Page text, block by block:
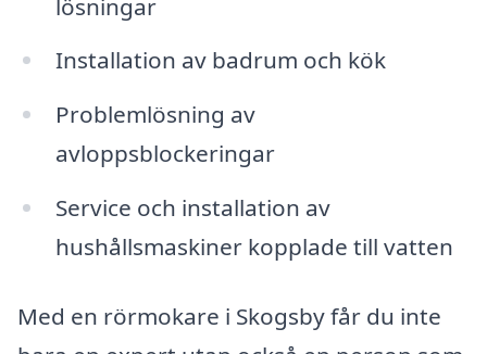
Installation av badrum och kök
Problemlösning av
avloppsblockeringar
Service och installation av
hushållsmaskiner kopplade till vatten
Med en rörmokare i Skogsby får du inte